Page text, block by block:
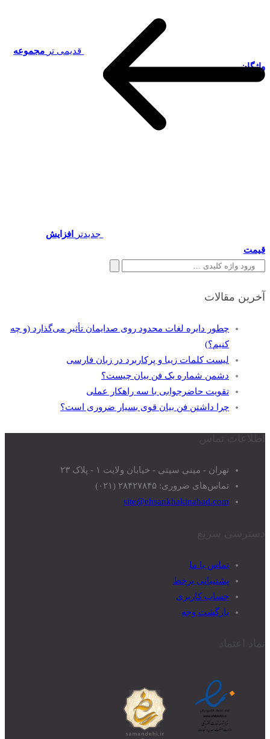
قدیمی تر مجموعه
واژگان
جدیدتر
افزایش
قیمت
جستجو
آخرین مقالات
چطور دایره لغات محدود روی صدایمان تأثیر می‌گذارد (و چه
کنیم؟)
لیست کلمات زیبا و پرکاربرد در زبان فارسی
دشمن شماره یک فن بیان چیست؟
تقویت حاضرجوابی با سه راهکار عملی
چرا داشتن فن بیان قوی بسیار ضروری است؟
تهران - مینی سیتی - خیابان ولایت ۱ - پلاک ۲۳
تماس‌های ضروری: ۲۸۴۲۷۸۴۵ (۰۲۱)
site@ehsankhakinahad.com
تماس با ما
پشتیبانی برخط
حساب کاربری
بازگشت وجه